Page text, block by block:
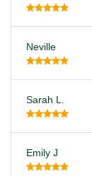
Neville
Sarah L.
Emily J